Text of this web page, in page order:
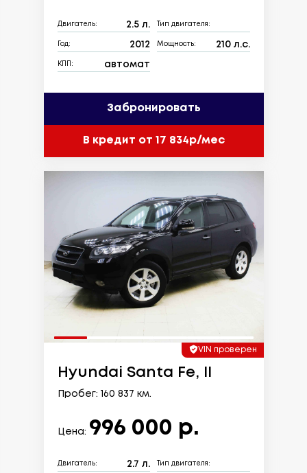
Двигатель: 2.5 л. Тип двигателя:
Год: 2012 Мощность: 210 л.с.
КПП: автомат
Забронировать
В кредит от 17 834р/мес
VIN проверен
Hyundai Santa Fe, II
Пробег: 160 837 км.
Цена: 996 000 р.
Двигатель: 2.7 л. Тип двигателя: